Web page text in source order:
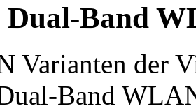
Dual-Band
Varianten der
Band